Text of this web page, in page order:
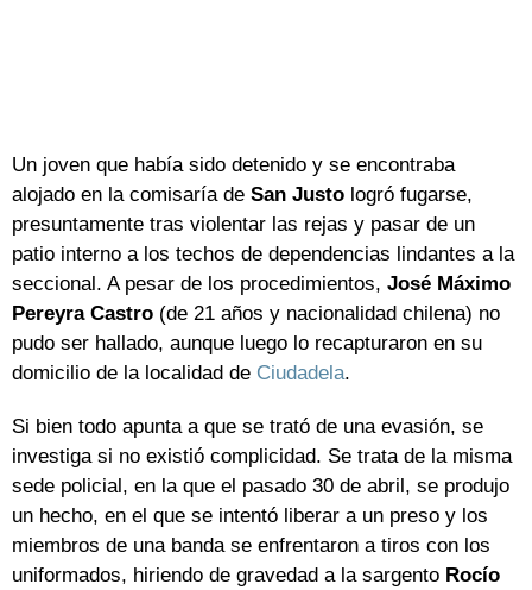
Un joven que había sido detenido y se encontraba
alojado en la comisaría de San Justo logró fugarse,
presuntamente tras violentar las rejas y pasar de un
patio interno a los techos de dependencias lindantes a la
seccional. A pesar de los procedimientos, José Máximo
Pereyra Castro (de 21 años y nacionalidad chilena) no
pudo ser hallado, aunque luego lo recapturaron en su
domicilio de la localidad de Ciudadela.
Si bien todo apunta a que se trató de una evasión, se
investiga si no existió complicidad. Se trata de la misma
sede policial, en la que el pasado 30 de abril, se produjo
un hecho, en el que se intentó liberar a un preso y los
miembros de una banda se enfrentaron a tiros con los
uniformados, hiriendo de gravedad a la sargento Rocío